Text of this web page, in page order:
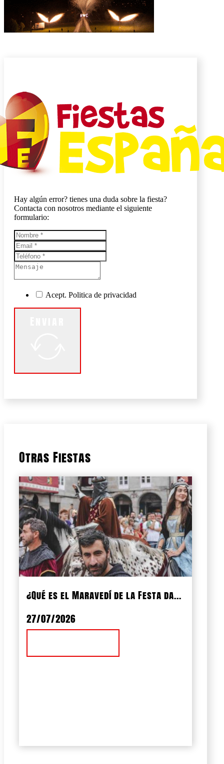
Hay algún error? tienes una duda sobre la fiesta?
Contacta con nosotros mediante el siguiente
formulario:
Acept. Politica de privacidad
Otras Fiestas
¿Qué es el Maravedí de la Festa da...
27/07/2026